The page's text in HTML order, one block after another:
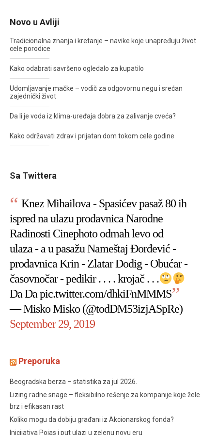
Novo u Avliji
Tradicionalna znanja i kretanje – navike koje unapređuju život
cele porodice
Kako odabrati savršeno ogledalo za kupatilo
Udomljavanje mačke – vodič za odgovornu negu i srećan
zajednički život
Da li je voda iz klima-uređaja dobra za zalivanje cveća?
Kako održavati zdrav i prijatan dom tokom cele godine
Sa Twittera
Knez Mihailova - Spasićev pasaž 80 ih
ispred na ulazu prodavnica Narodne
Radinosti Cinephoto odmah levo od
ulaza - a u pasažu Nameštaj Đorđević -
prodavnica Krin - Zlatar Dodig - Obućar -
časovnočar - pedikir . . . . krojač . . .
Da Dapic.twitter.com/dhkiFnMMMS
— Misko Misko (@todDM53izjASpRe)
September 29, 2019
Preporuka
Beogradska berza – statistika za jul 2026.
Lizing radne snage – fleksibilno rešenje za kompanije koje žele
brz i efikasan rast
Koliko mogu da dobiju građani iz Akcionarskog fonda?
Inicijativa Pojas i put ulazi u zelenu novu eru